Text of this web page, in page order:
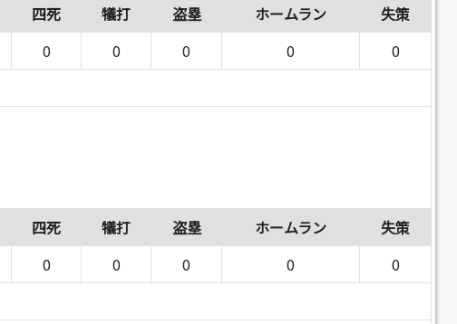
四死 犠打 盗塁 ホームラン 失策
0 0 0 0
0
四死 犠打 盗塁 ホームラン
失策
0 0 0 0
0